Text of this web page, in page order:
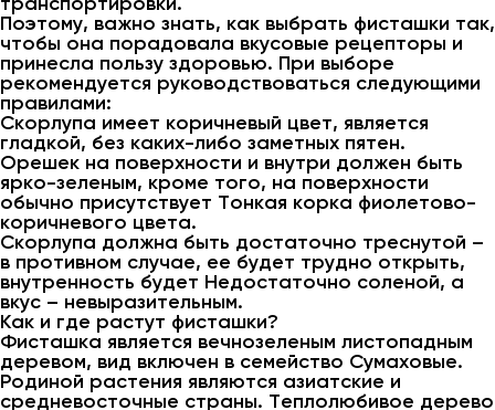
Поэтому, важно знать, как выбрать фисташки так,
чтобы она порадовала вкусовые рецепторы и
принесла пользу здоровью. При выборе
рекомендуется руководствоваться следующими
правилами:
Скорлупа имеет коричневый цвет, является
гладкой, без каких-либо заметных пятен.
Орешек на поверхности и внутри должен быть
ярко-зеленым, кроме того, на поверхности
обычно присутствует Тонкая корка фиолетово-
коричневого цвета.
Скорлупа должна быть достаточно треснутой –
в противном случае, ее будет трудно открыть,
внутренность будет Недостаточно соленой, а
вкус – невыразительным.
Как и где растут фисташки?
Фисташка является вечнозеленым листопадным
деревом, вид включен в семейство Сумаховые.
Родиной растения являются азиатские и
средневосточные страны. Теплолюбивое дерево